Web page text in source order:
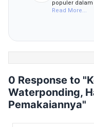
populer
Read More...
0 Response to
Waterponding,
Pemakaiannya"